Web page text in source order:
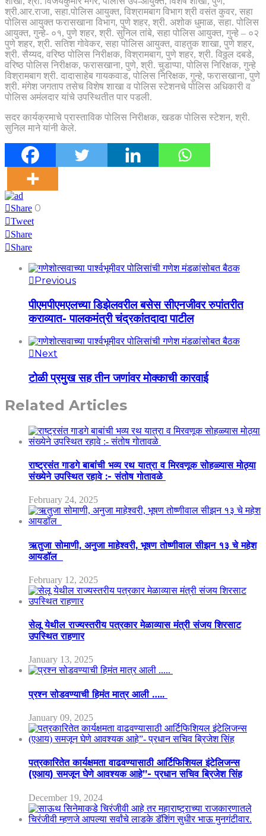
श्री.आर.राजा, सहा.पोलिस आयुक्त, विश्रामबाग विभाग श्री वसंत कुवर, सहा
पोलिस आयुक्त फरासखाना विभाग, पुणे शहर, श्री. अशोक धुमाळ, सहा. पोलिस
आयुक्त, गुन्हे- ०१, पुणे शहर, श्री. सुनिल तांबे, सहा पोलिस आयुक्त, गुन्हे – ०२
पुणे शहर, श्री. सतिश गोवेकर, सहा पोलिस आयुक्त, वाहतुक शाखा, पुणे शहर,
श्री. सैय्यद, वरिष्ठ पोलिस निरीक्षक, विश्रामबाग, पुणे शहर, श्री. विठ्ठल दबडे,
वरिष्ठ पोलिस निरीक्षक, फरासखाना, पुणे, श्री. चुडाप्पा, पोलिस निरिक्षक, गुन्हे
विश्रामबाग श्री. दादासाहेब गायकवाड, पोलिस निरिक्षक, गुन्हे, फरासखाना, पुणे
श्री. मंगेश जगताप तसेच विशेष शाखा व पोलिस स्टेशनचे पोलिस अधिकारी व
पोलिस अमंलदार यांचे उपस्थितीत पार पडली.
सदर कार्यक्रमाचे प्रास्ताविक पोलिस निरीक्षक, खडक पोलिस स्टेशन, श्री.
सुनिल माने यांनी केले.
Share 0
Tweet
Share
Share
Previous
पीएमपीएमएलच्या डिझेलवरील बसेस सीएनजीवर रुपांतरीत
कराव्यात- पालकमंत्री चंद्रकांतदादा पाटील
Next
टोळी प्रमुख सह तीन जणांवर मोक्काची कारवाई
Related Articles
राष्ट्रसंत गाडगे बाबांची भव्य रथ यात्रा व मिरवणूक सोहळ्यास मोठ्या
संख्येने उपस्थित रहावे :- संतोष गोतावळे
February 24, 2025
ऋतुजा सोमाणी, अनुजा माहेश्वरी, भूषण तोष्णीवाल सीझन १३ चे महेश
आयडॉल
February 12, 2025
सेलू येथील राज्यस्तरीय पत्रकार मेळाव्यास मंत्री संजय शिरसाट
उपस्थित राहणार
January 13, 2025
प्रश्न सोडवण्याची हिमंत मात्र आली …..
January 09, 2025
पत्रकारितेत कार्यक्षमता वाढवण्यासाठी आर्टिफिशियल इंटेलिजन्स
(एआय) समजून घेणे आवश्यक आहे”- प्रधान सचिव ब्रिजेश सिंह
December 19, 2024